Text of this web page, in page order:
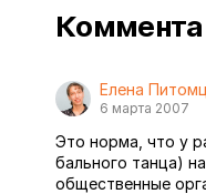
Елена
6 марта 2007
Это норма, что у
бального танца)
общественные